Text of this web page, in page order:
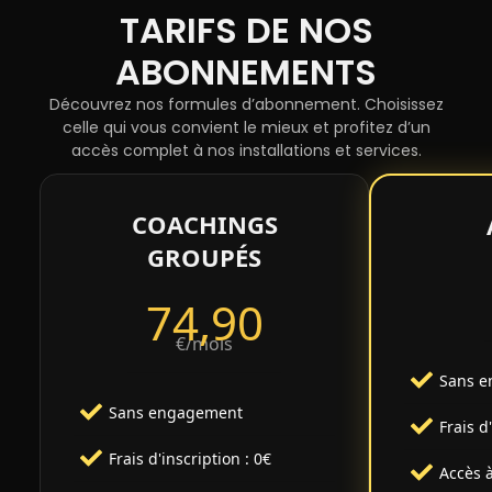
TARIFS DE NOS
ABONNEMENTS
Découvrez nos formules d’abonnement. Choisissez
celle qui vous convient le mieux et profitez d’un
accès complet à nos installations et services.
COACHINGS
GROUPÉS
74,90
€/mois
Sans engagement
Frais d'inscription : 0€
Sans
Frais
Accès